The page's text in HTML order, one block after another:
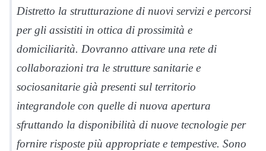
Distretto la strutturazione di nuovi servizi e percorsi
per gli assistiti in ottica di prossimità e
domiciliarità. Dovranno attivare una rete di
collaborazioni tra le strutture sanitarie e
sociosanitarie già presenti sul territorio
integrandole con quelle di nuova apertura
sfruttando la disponibilità di nuove tecnologie per
fornire risposte più appropriate e tempestive. Sono